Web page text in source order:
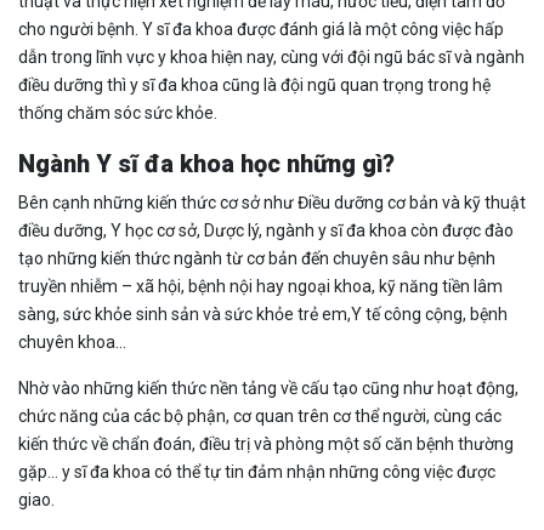
cho người bệnh. Y sĩ đa khoa được đánh giá là một công việc hấp
dẫn trong lĩnh vực y khoa hiện nay, cùng với đội ngũ bác sĩ và ngành
điều dưỡng thì y sĩ đa khoa cũng là đội ngũ quan trọng trong hệ
thống chăm sóc sức khỏe.
Ngành Y sĩ đa khoa học những gì?
Bên cạnh những kiến thức cơ sở như Điều dưỡng cơ bản và kỹ thuật
điều dưỡng, Y học cơ sở, Dược lý, ngành y sĩ đa khoa còn được đào
tạo những kiến thức ngành từ cơ bản đến chuyên sâu như bệnh
truyền nhiễm – xã hội, bệnh nội hay ngoại khoa, kỹ năng tiền lâm
sàng, sức khỏe sinh sản và sức khỏe trẻ em,Y tế công cộng, bệnh
chuyên khoa...
Nhờ vào những kiến thức nền tảng về cấu tạo cũng như hoạt động,
chức năng của các bộ phận, cơ quan trên cơ thể người, cùng các
kiến thức về chẩn đoán, điều trị và phòng một số căn bệnh thường
gặp... y sĩ đa khoa có thể tự tin đảm nhận những công việc được
giao.